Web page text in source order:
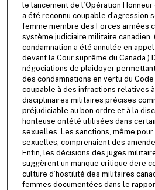
le lancement de l’Opération
a été reconnu coupable d’agression
femme membre des Forces armées
système judiciaire militaire canadien.
condamnation a été annulée en
devant la Cour suprême du Canada.)
négociations de plaidoyer
des condamnations en vertu du
coupable à des infractions relatives
disciplinaires militaires précises
préjudiciable au bon ordre et à la
honteuse ontété utilisées dans
sexuelles. Les sanctions, même
sexuelles, comprenaient des
Enfin, les décisions des juges
suggèrent un manque critique dere
culture d’hostilité des militaires
femmes documentées dans le